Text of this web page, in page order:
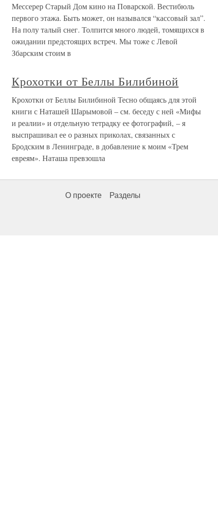
Мессерер Старый Дом кино на Поварской. Вестибюль
первого этажа. Быть может, он назывался “кассовый зал”.
На полу талый снег. Толпится много людей, томящихся в
ожидании предстоящих встреч. Мы тоже с Левой
Збарским стоим в
Крохотки от Беллы Билибиной
Крохотки от Беллы Билибиной Тесно общаясь для этой
книги с Наташей Шарымовой – см. беседу с ней «Мифы
и реалии» и отдельную тетрадку ее фотографий, – я
выспрашивал ее о разных приколах, связанных с
Бродским в Ленинграде, в добавление к моим «Трем
евреям». Наташа превзошла
О проекте Разделы